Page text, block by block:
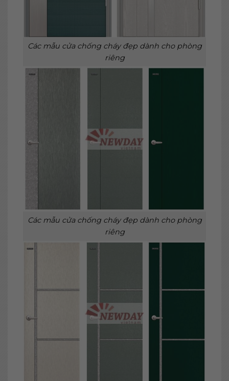
Các mẫu cửa chống cháy đẹp dành cho phòng
riêng
Các mẫu cửa chống cháy đẹp dành cho phòng
riêng